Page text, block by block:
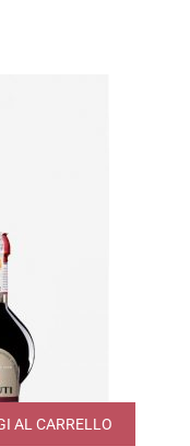
AL CARRELLO